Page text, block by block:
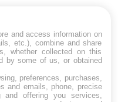
(Sclérose latérale
and access information on
etc.), combine and share
whether collected on this
by some of us, or obtained
preferences, purchases,
and emails, phone, precise
and offering you services,